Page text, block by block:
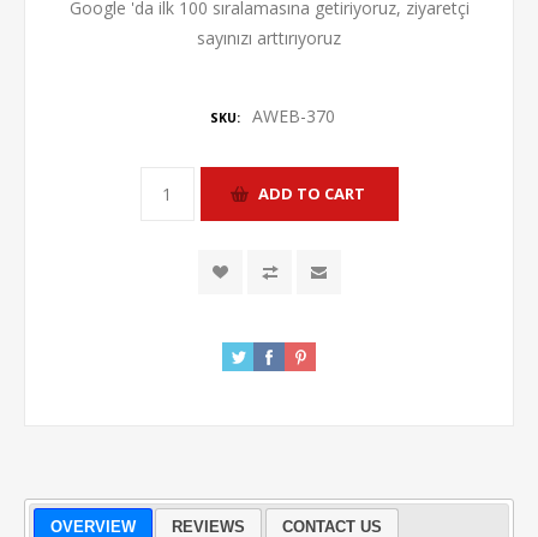
Google 'da ilk 100 sıralamasına getiriyoruz, ziyaretçi
sayınızı arttırıyoruz
SKU: AWEB-370
OVERVIEW REVIEWS CONTACT US